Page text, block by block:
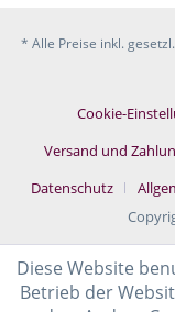
* Alle Preise inkl.
Cookie-
Versand und
Datenschutz
Diese Website
Betrieb der